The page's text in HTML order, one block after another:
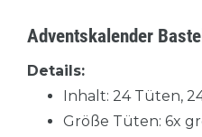
Adventskalender
Details:
Inhalt: 24 Tüten,
Größe Tüten: 6x